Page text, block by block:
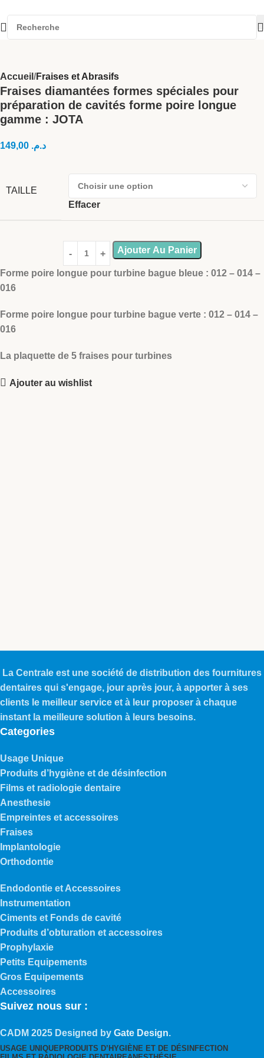
Accueil Fraises et Abrasifs
Fraises diamantées formes spéciales pour
préparation de cavités forme poire longue
gamme : JOTA
د.م.
TAILLE
Effacer
Ajouter Au Panier
Forme poire longue pour turbine bague bleue : 012 – 014 –
016
Forme poire longue pour turbine bague verte : 012 – 014 –
016
La plaquette de 5 fraises pour turbines
Ajouter au wishlist
La Centrale est une société de distribution des fournitures
dentaires qui s'engage, jour après jour, à apporter à ses
clients le meilleur service et à leur proposer à chaque
instant la meilleure solution à leurs besoins.
Categories
Usage Unique
Produits d’hygiène et de désinfection
Films et radiologie dentaire
Anesthesie
Empreintes et accessoires
Fraises
Implantologie
Orthodontie
Endodontie et Accessoires
Instrumentation
Ciments et Fonds de cavité
Produits d’obturation et accessoires
Prophylaxie
Petits Equipements
Gros Equipements
Accessoires
Suivez nous sur :
CADM 2025 Designed by Gate Design.
USAGE UNIQUEPRODUITS D’HYGIÈNE ET DE DÉSINFECTION